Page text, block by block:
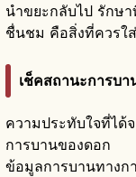
นำขยะกลับไป รักษ
ชื่นชม คือสิ่งที่ควรใ
เช็คสถานะการบ
ความประทับใจที่ได้
การบานของดอก
ข้อมูลการบานทางก